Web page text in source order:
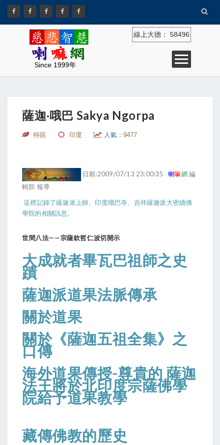
Since 1999年
線上大德： 58496
薩迦‧哦巴 Sakya Ngorpa
特區 印度 人氣： 9477
日期:2009/07/13 23:00:35喇嘛網編
輯部 報導
這裡記錄了薩迦派上師、印度哦巴寺、吉祥薩迦派大密續佛
學院的相關訊息。
世間八法——宗薩欽哲仁波切開示
大成就者畢瓦巴祖師之史
蹟
薩迦派道果法脈傳承
關於道果
關於《薩迦五祖全集》之
口傳
海外道果傳授-尊貴的 薩迦
法王將於北印度宗薩佛學
院給予道果教學
藏傳佛教的歷史